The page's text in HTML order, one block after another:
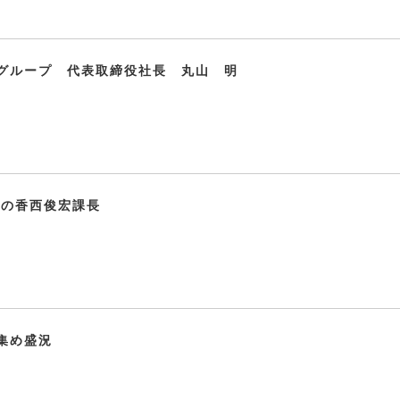
グループ 代表取締役社長 丸山 明
香西俊宏課長
め盛況